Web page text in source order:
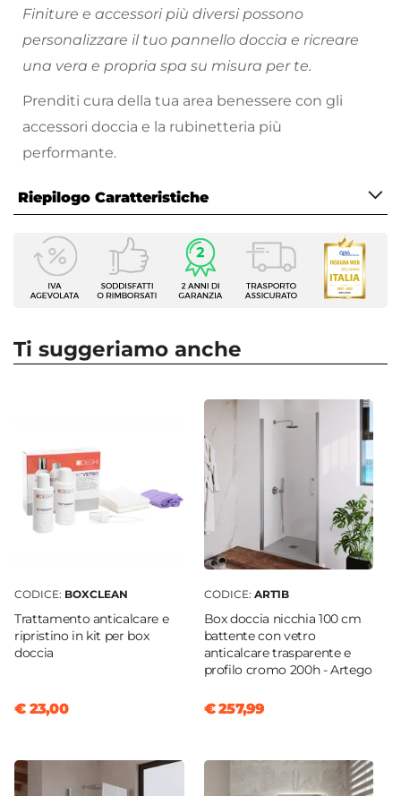
Finiture e accessori più diversi possono
personalizzare il tuo pannello doccia e ricreare
una vera e propria spa su misura per te.
Prenditi cura della tua area benessere con gli
accessori doccia e la rubinetteria più
performante.
Riepilogo Caratteristiche
Caratteristiche
Tipologia
Pannello Doccia
Installazione
Azionamento
Leva monocomando
Altezza
125 cm
50 cm
Profondità Pannello
Interasse Miscelatore
Ti suggeriamo anche
CODICE: BOXCLEAN
Trattamento anticalcare e
ripristino in kit per box
doccia
€ 23,00
CODICE: ART1B
Box doccia nicchia 100 cm
battente con vetro
anticalcare trasparente e
profilo cromo 200h - Artego
€ 257,99